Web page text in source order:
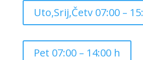
Uto,Srij,Četv 07:00 –
Pet 07:00 – 14:00 h